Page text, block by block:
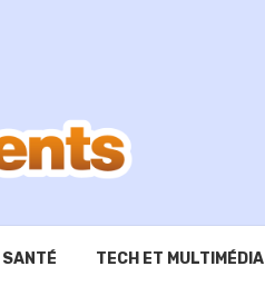
SANTÉ TECH ET MULTIMÉDIA